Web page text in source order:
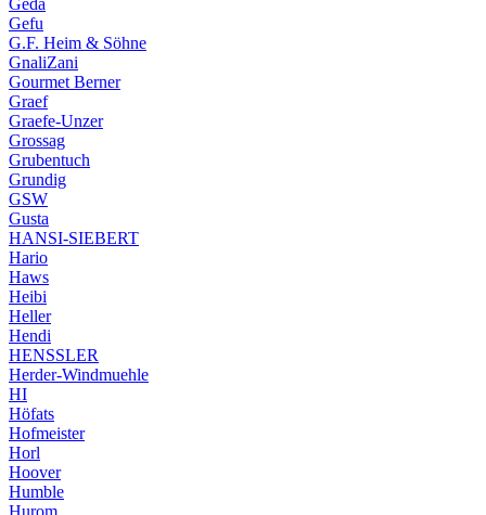
Geda
Gefu
G.F. Heim & Söhne
GnaliZani
Gourmet Berner
Graef
Graefe-Unzer
Grossag
Grubentuch
Grundig
GSW
Gusta
HANSI-SIEBERT
Hario
Haws
Heibi
Heller
Hendi
HENSSLER
Herder-Windmuehle
HI
Höfats
Hofmeister
Horl
Hoover
Humble
Hurom